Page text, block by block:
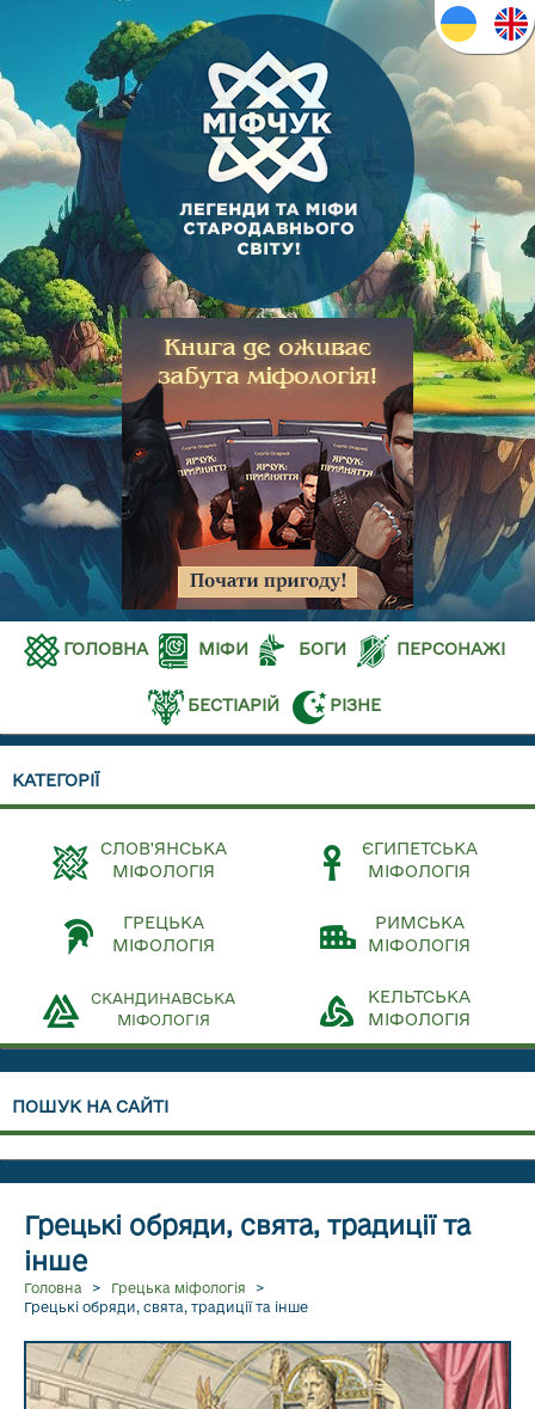
ГОЛОВНА МІФИ БОГИ ПЕРСОНАЖІ
БЕСТІАРІЙ РІЗНЕ
КАТЕГОРІЇ
СЛОВ'ЯНСЬКА
МІФОЛОГІЯ
ЄГИПЕТСЬКА
МІФОЛОГІЯ
ГРЕЦЬКА
МІФОЛОГІЯ
РИМСЬКА
МІФОЛОГІЯ
СКАНДИНАВСЬКА
МІФОЛОГІЯ
КЕЛЬТСЬКА
МІФОЛОГІЯ
ПОШУК НА САЙТІ
Грецькі обряди, свята, традиції та
інше
Головна > Грецька міфологія
>
Грецькі обряди, свята, традиції та інше